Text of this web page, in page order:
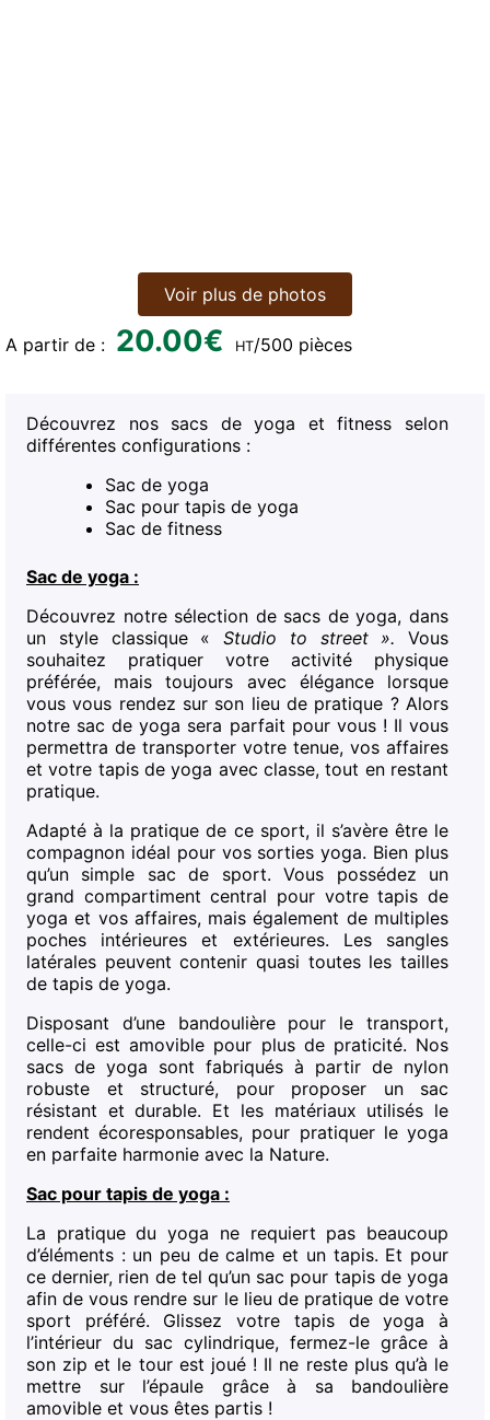
Voir plus de photos
A partir de : 20.00€ HT/500 pièces
Découvrez nos sacs de yoga et fitness selon
différentes configurations :
Sac de yoga
Sac pour tapis de yoga
Sac de fitness
Sac de yoga :
Découvrez notre sélection de sacs de yoga, dans
un style classique « Studio to street ». Vous
souhaitez pratiquer votre activité physique
préférée, mais toujours avec élégance lorsque
vous vous rendez sur son lieu de pratique ? Alors
notre sac de yoga sera parfait pour vous ! Il vous
permettra de transporter votre tenue, vos affaires
et votre tapis de yoga avec classe, tout en restant
pratique.
Adapté à la pratique de ce sport, il s’avère être le
compagnon idéal pour vos sorties yoga. Bien plus
qu’un simple sac de sport. Vous possédez un
grand compartiment central pour votre tapis de
yoga et vos affaires, mais également de multiples
poches intérieures et extérieures. Les sangles
latérales peuvent contenir quasi toutes les tailles
de tapis de yoga.
Disposant d’une bandoulière pour le transport,
celle-ci est amovible pour plus de praticité. Nos
sacs de yoga sont fabriqués à partir de nylon
robuste et structuré, pour proposer un sac
résistant et durable. Et les matériaux utilisés le
rendent écoresponsables, pour pratiquer le yoga
en parfaite harmonie avec la Nature.
Sac pour tapis de yoga :
La pratique du yoga ne requiert pas beaucoup
d’éléments : un peu de calme et un tapis. Et pour
ce dernier, rien de tel qu’un sac pour tapis de yoga
afin de vous rendre sur le lieu de pratique de votre
sport préféré. Glissez votre tapis de yoga à
l’intérieur du sac cylindrique, fermez-le grâce à
son zip et le tour est joué ! Il ne reste plus qu’à le
mettre sur l’épaule grâce à sa bandoulière
amovible et vous êtes partis !